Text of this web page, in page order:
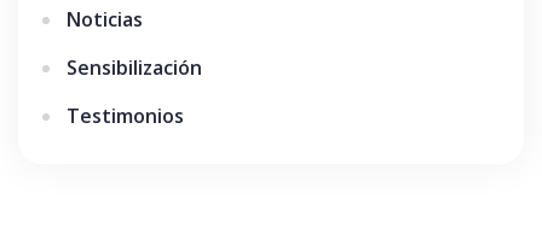
Noticias
Sensibilización
Testimonios